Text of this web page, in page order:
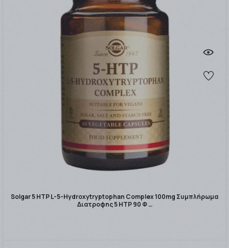
Solgar 5 HTP L-5-Hydroxytryptophan Complex 100mg Συμπλήρωμα
Διατροφης 5 HTP 90 Φ …